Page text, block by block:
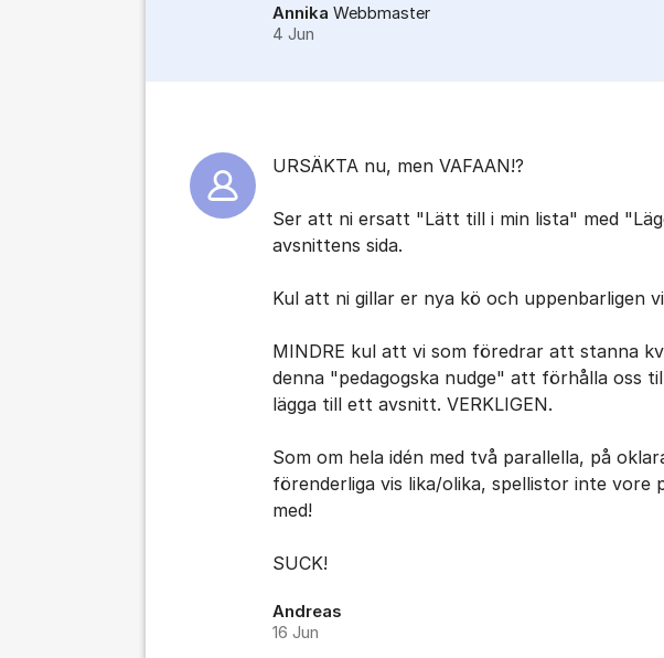
Annika Webbmaster
4 Jun
URSÄKTA nu, men VAFAAN!?
Ser att ni ersatt "Lätt till i min lista" med
avsnittens sida.
Kul att ni gillar er nya kö och uppenbarligen
MINDRE kul att vi som föredrar att stanna
denna "pedagogska nudge" att förhålla oss
lägga till ett avsnitt. VERKLIGEN.
Som om hela idén med två parallella, på
förenderliga vis lika/olika, spellistor inte vore
med!
SUCK!
Andreas
16 Jun